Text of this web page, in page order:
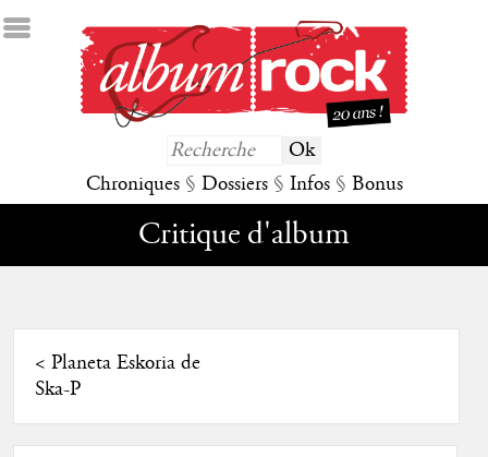
Chroniques § Dossiers § Infos § Bonus
Critique d'album
< Planeta Eskoria de
Ska-P